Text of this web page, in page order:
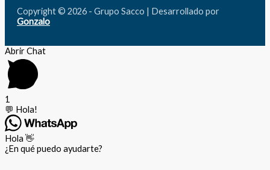
Copyright © 2026 - Grupo Sacco | Desarrollado por
Gonzalo
Abrir Chat
1
💬 Hola!
Hola 👋
¿En qué puedo ayudarte?